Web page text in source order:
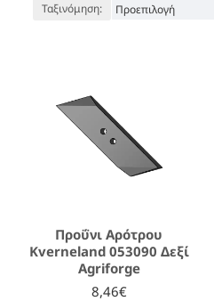
Ταξινόμηση:
Προΰνι Αρότρου
Kverneland 053090 Δεξί
Agriforge
8,46€